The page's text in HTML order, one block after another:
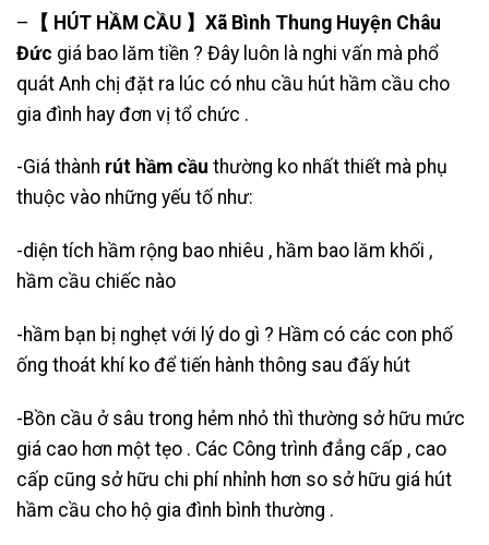
– 【 HÚT HẦM CẦU 】Xã Bình Thung Huyện Châu
Đức giá bao lăm tiền ? Đây luôn là nghi vấn mà phổ
quát Anh chị đặt ra lúc có nhu cầu hút hầm cầu cho
gia đình hay đơn vị tổ chức .
-Giá thành rút hầm cầu thường ko nhất thiết mà phụ
thuộc vào những yếu tố như:
-diện tích hầm rộng bao nhiêu , hầm bao lăm khối ,
hầm cầu chiếc nào
-hầm bạn bị nghẹt với lý do gì ? Hầm có các con phố
ống thoát khí ko để tiến hành thông sau đấy hút
-Bồn cầu ở sâu trong hẻm nhỏ thì thường sở hữu mức
giá cao hơn một tẹo . Các Công trình đẳng cấp , cao
cấp cũng sở hữu chi phí nhỉnh hơn so sở hữu giá hút
hầm cầu cho hộ gia đình bình thường .